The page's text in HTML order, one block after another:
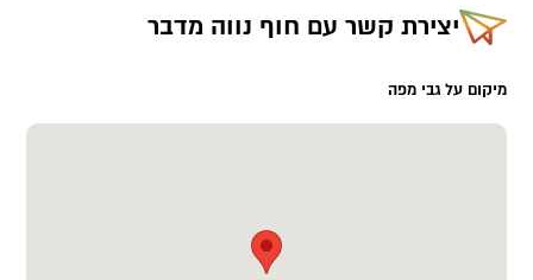
יצירת קשר עם חוף נווה מדבר
מיקום על גבי מפה